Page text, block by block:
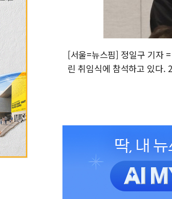
[서울=뉴스핌] 정일구 기자
린 취임식에 참석하고 있